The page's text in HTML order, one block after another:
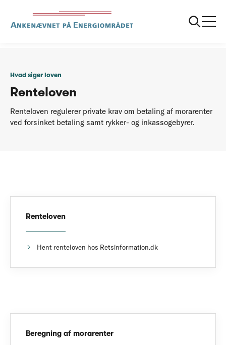
Hvad siger loven Renteloven
Hvad siger loven
Renteloven
Renteloven regulerer private krav om betaling af morarenter
ved forsinket betaling samt rykker- og inkassogebyrer.
Renteloven
Hent renteloven hos Retsinformation.dk
Beregning af morarenter